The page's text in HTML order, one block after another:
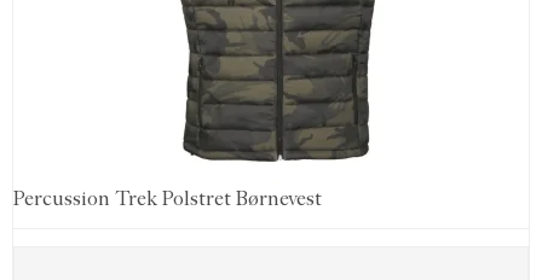
Percussion Trek Polstret Børnevest